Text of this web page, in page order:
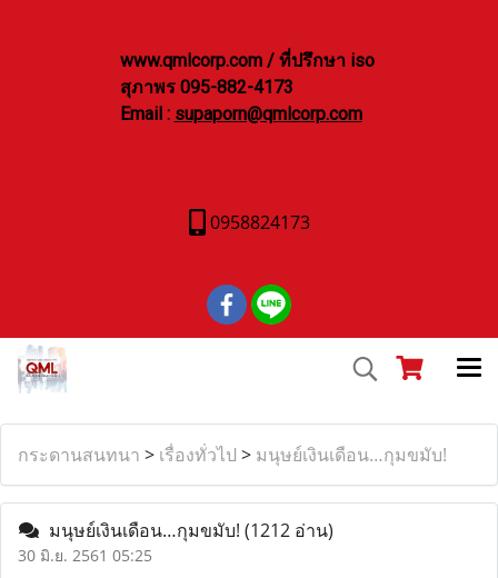
www.qmlcorp.com / ที่ปรึกษา iso
สุภาพร 095-882-4173
Email : supaporn@qmlcorp.com
0958824173
กระดานสนทนา > เรื่องทั่วไป > มนุษย์เงินเดือน…กุมขมับ!
มนุษย์เงินเดือน…กุมขมับ! (1212 อ่าน)
30 มิ.ย. 2561 05:25